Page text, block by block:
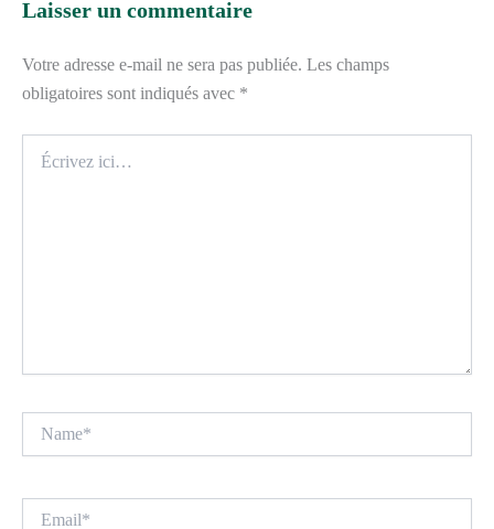
Laisser un commentaire
Votre adresse e-mail ne sera pas publiée. Les champs
obligatoires sont indiqués avec *
ici…